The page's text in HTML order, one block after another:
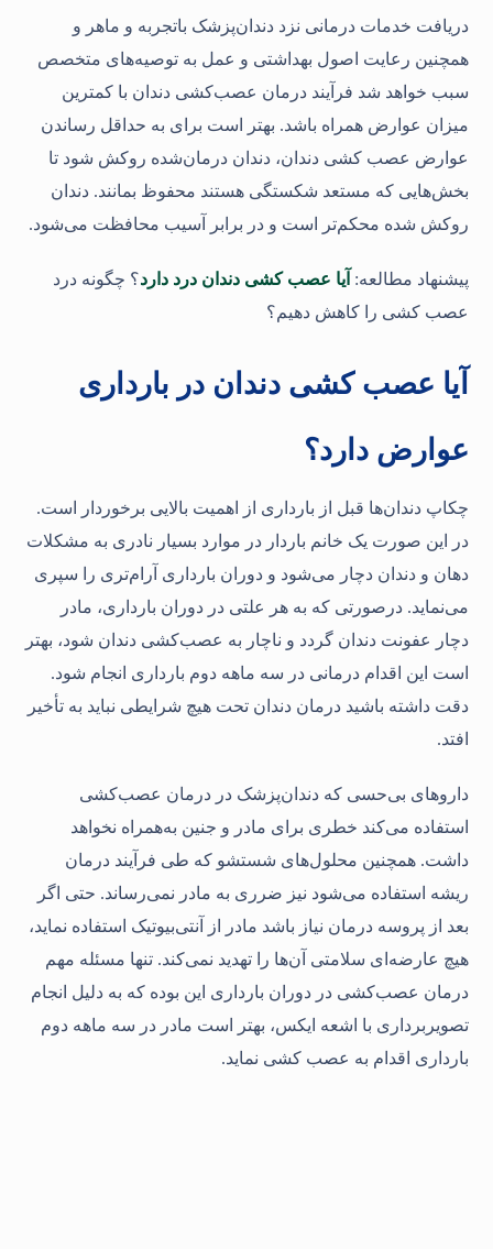
دریافت خدمات درمانی نزد دندان‌پزشک باتجربه و ماهر و
همچنین رعایت اصول بهداشتی و عمل به توصیه‌های متخصص
سبب خواهد شد فرآیند درمان عصب‌کشی دندان با کمترین
میزان عوارض همراه باشد. بهتر است برای به حداقل رساندن
عوارض عصب كشی دندان، دندان درمان‌شده روکش شود تا
بخش‌هایی که مستعد شکستگی هستند محفوظ بمانند. دندان
روکش شده محکم‌تر است و در برابر آسیب محافظت می‌شود.
پیشنهاد مطالعه: آیا عصب کشی دندان درد دارد؟ چگونه درد
عصب کشی را کاهش دهیم؟
آیا عصب کشی دندان در بارداری
عوارض دارد؟
چکاپ دندان‌ها قبل از بارداری از اهمیت بالایی برخوردار است.
در این صورت یک خانم باردار در موارد بسیار نادری به مشکلات
دهان و دندان دچار می‌شود و دوران بارداری آرام‌تری را سپری
می‌نماید. درصورتی که به هر علتی در دوران بارداری، مادر
دچار عفونت دندان گردد و ناچار به عصب‌کشی دندان شود، بهتر
است این اقدام درمانی در سه ماهه دوم بارداری انجام شود.
دقت داشته باشید درمان دندان تحت هیچ شرایطی نباید به تأخیر
افتد.
داروهای بی‌حسی که دندان‌پزشک در درمان عصب‌کشی
استفاده می‌کند خطری برای مادر و جنین به‌همراه نخواهد
داشت. همچنین محلول‌های شستشو که طی فرآیند درمان
ریشه استفاده می‌شود نیز ضرری به مادر نمی‌رساند. حتی اگر
بعد از پروسه درمان نیاز باشد مادر از آنتی‌بیوتیک استفاده نماید،
هیچ عارضه‌ای سلامتی آن‌ها را تهدید نمی‌کند. تنها مسئله مهم
درمان عصب‌کشی در دوران بارداری این بوده که به دلیل انجام
تصویربرداری با اشعه ایکس، بهتر است مادر در سه ماهه دوم
بارداری اقدام به عصب کشی نماید.